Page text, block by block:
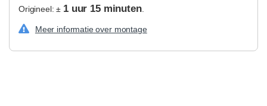
Origineel: ± 1 uur 15 minuten.
Meer informatie over montage